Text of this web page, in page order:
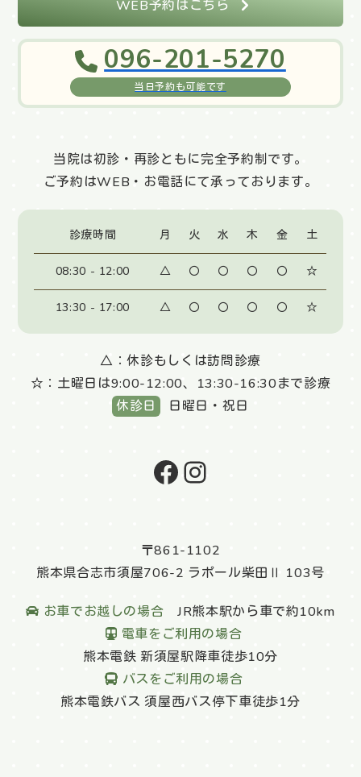
WEB予約はこちら
096-201-5270
当日予約も可能です
当院は初診・再診ともに完全予約制です。
ご予約はWEB・お電話にて承っております。
診療時間 月 火 水 木 金 土
08:30 - 12:00 △ 〇 〇 〇 〇 ☆
13:30 - 17:00 △ 〇 〇 〇 〇 ☆
△：休診もしくは訪問診療
☆：土曜日は9:00-12:00、13:30-16:30まで診療
休診日
日曜日・祝日
公式facebook
公式Instagram
〒861-1102
熊本県合志市須屋706-2 ラポール柴田Ⅱ 103号
お車でお越しの場合JR熊本駅から車で約10km
電車をご利用の場合
熊本電鉄 新須屋駅降車徒歩10分
バスをご利用の場合
熊本電鉄バス 須屋西バス停下車徒歩1分